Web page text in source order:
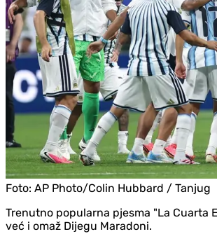
Foto: AP Photo/Colin Hubbard / Tanjug
Trenutno popularna pjesma "La Cuarta
već i omaž Dijegu Maradoni.